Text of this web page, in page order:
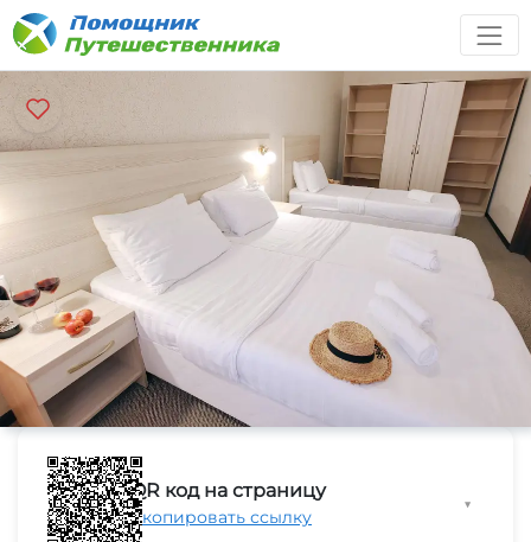
QR код на страницу
Скопировать ссылку
▼